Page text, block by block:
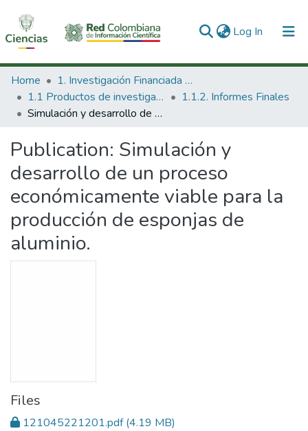
Log In (current)
Communities & Collections
All of DSpace
Home
1. Investigación Financiada con Recursos Públicos
1.1 Productos de investigación
1.1.2. Informes Finales
Simulación y desarrollo de un proceso económicamente viable para la producción de esponjas de aluminio.
Publication: Simulación y
desarrollo de un proceso
económicamente viable para la
producción de esponjas de
aluminio.
Files
121045221201.pdf(4.19 MB)